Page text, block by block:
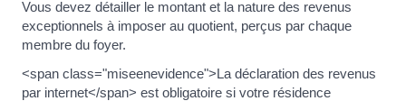
Vous devez détailler le montant et la nature des revenus
exceptionnels à imposer au quotient, perçus par chaque
membre du foyer.
<span class="miseenevidence">La déclaration des revenus
par internet</span> est obligatoire si votre résidence